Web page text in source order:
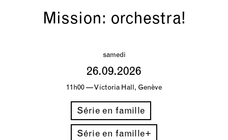
Mission: orchestra!
samedi
26.09.2026
11h00 — Victoria Hall, Genève
Série en famille
Série en famille+